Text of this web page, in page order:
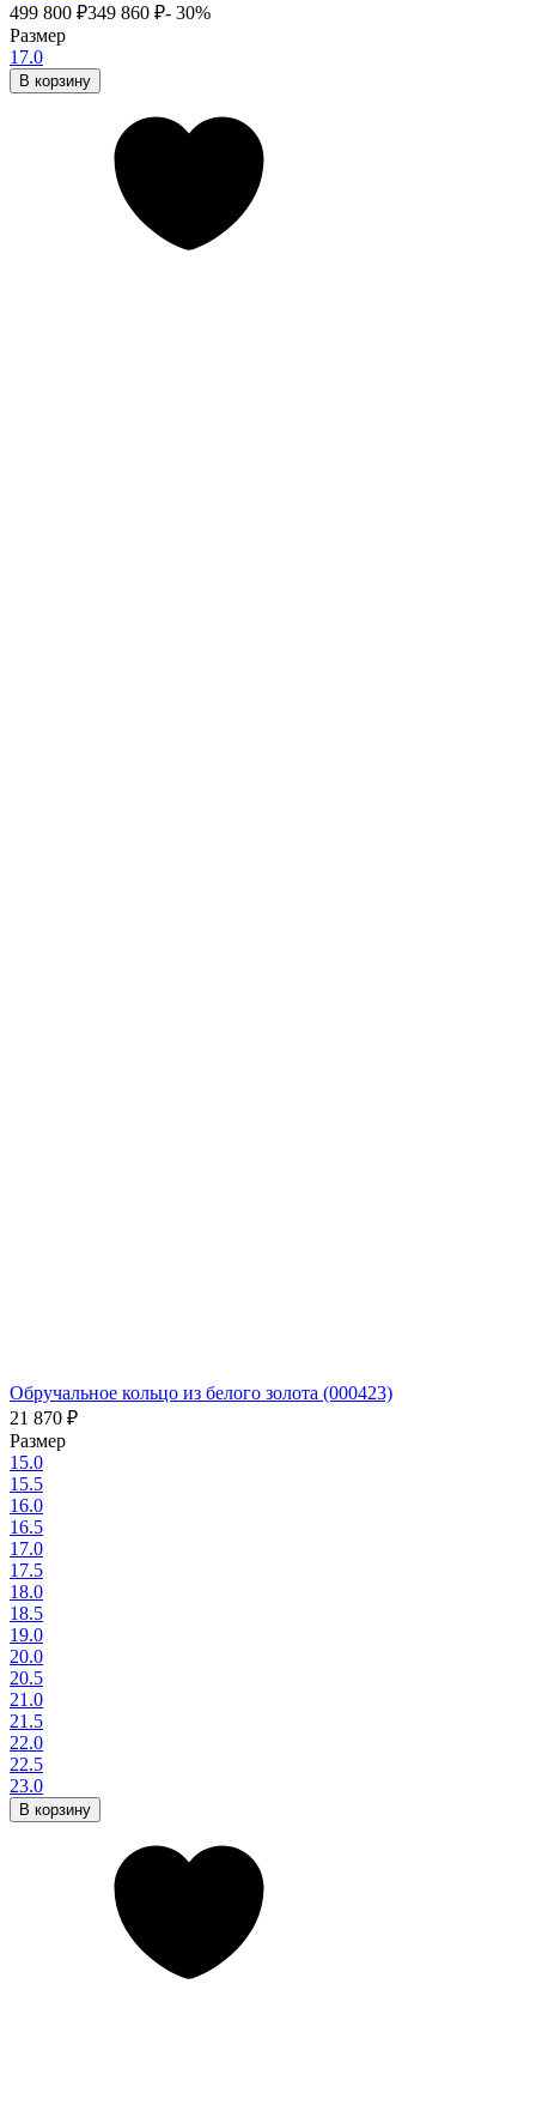
499 800 ₽349 860 ₽- 30%
Размер
17.0
В корзину
Обручальное кольцо из белого золота (000423)
21 870 ₽
Размер
15.0
15.5
16.0
16.5
17.0
17.5
18.0
18.5
19.0
20.0
20.5
21.0
21.5
22.0
22.5
23.0
В корзину